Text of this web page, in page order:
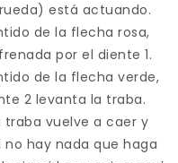
está actuando.
de la flecha rosa,
por el diente 1.
de la flecha verde,
2 levanta la traba.
traba vuelve a caer y
no hay nada que haga